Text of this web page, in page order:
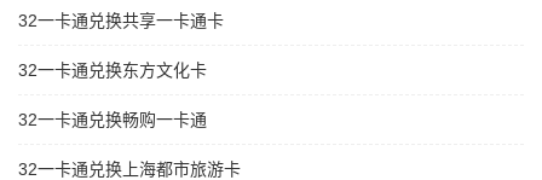
32一卡通兑换共享一卡通卡
32一卡通兑换东方文化卡
32一卡通兑换畅购一卡通
32一卡通兑换上海都市旅游卡